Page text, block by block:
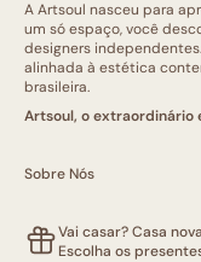
A Artsoul nasceu para
um só espaço, você
designers
alinhada à estética
brasileira.
Artsoul, o extraordinário
Sobre Nós
Vai casar? Casa
Escolha os